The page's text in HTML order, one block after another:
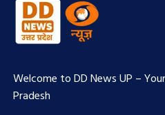
Welcome to DD News UP –
Pradesh